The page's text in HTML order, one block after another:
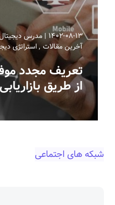
۱۴۰۲-۰۸-۱۳ مدرس
آخرین مقالات استراتژی
تعریف مجدد
از طریق
شبکه های اجتماعی